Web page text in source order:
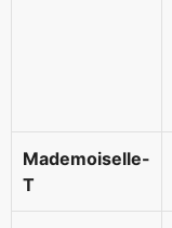
Mademoiselle-
T